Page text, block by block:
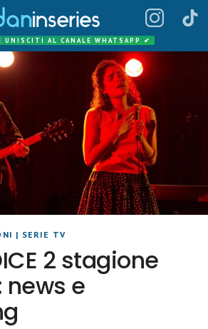
UNISCITI AL CANALE WHATSAPP ✔
| SERIE TV
2 stagione
news e